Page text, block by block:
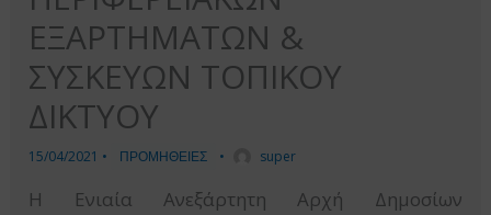
ΕΞΑΡΤΗΜΑΤΩΝ &
ΣΥΣΚΕΥΩΝ ΤΟΠΙΚΟΥ
ΔΙΚΤΥΟΥ
15/04/2021 • ΠΡΟΜΗΘΕΙΕΣ • super
Η Ενιαία Ανεξάρτητη Αρχή Δημοσίων